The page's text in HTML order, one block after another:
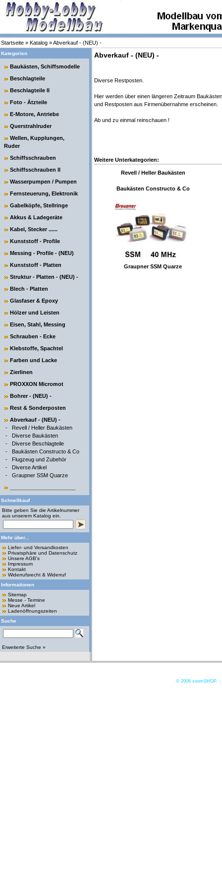
Startseite » Katalog »Abverkauf - (NEU) -
Kategorien
Baukästen, Schiffsmodelle
Beschlagteile
Beschlagteile II
Foto - Ätzteile
E-Motore, Antriebe
Querstrahlruder
Wellen, Kupplungen,
Ruder
Schiffsschrauben
Schiffsschrauben II
Wasserpumpen / Pumpen
Fernsteuerung, Elektronik
Gabelköpfe, Stellringe
Akkus & Ladegeräte
Kabel, Stecker ......
Kunststoff - Profile
Messing - Profile - (NEU)
Kunststoff - Platten
Struktur - Platten - (NEU) -
Blech - Platten
Glasfaser & Epoxy
Hölzer und Leisten
Eisen, Stahl, Messing
Schrauben - Ecke
Klebstoffe, Spachtel
Farben und Lacke
Zierlinen
PROXXON Micromot
Bohrer - (NEU) -
Rest & Sonderposten
Abverkauf - (NEU) -
- Revell / Heller Baukästen
- Diverse Baukästen
- Diverse Beschlagteile
- Baukästen Constructo & Co
- Flugzeug und Zubehör
- Diverse Artikel
- Graupner SSM Quarze
Schnellkauf
Bitte geben Sie die Artikelnummer
aus unserem Katalog ein.
Mehr über...
Liefer- und Versandkosten
Privatsphäre und Datenschutz
Unsere AGB's
Impressum
Kontakt
Widerrufsrecht & Widerruf
Informationen
Sitemap
Messe - Termine
Neue Artikel
Ladenöffnungszeiten
Suche
Erweiterte Suche »
Abverkauf - (NEU) -
Diverse Restposten.
Hier werden über einen längeren Zeitraum Baukästen
und Restposten aus Firmenübernahme erscheinen.
Ab und zu einmal reinschauen !
Weitere Unterkategorien:
Revell / Heller Baukästen
Baukästen Constructo & Co
Graupner SSM Quarze
© 2006 xoomSHOP. -